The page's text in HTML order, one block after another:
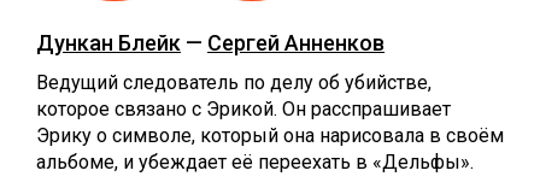
Дункан Блейк — Сергей Анненков
Ведущий следователь по делу об убийстве,
которое связано с Эрикой. Он расспрашивает
Эрику о символе, который она нарисовала в своём
альбоме, и убеждает её переехать в «Дельфы».